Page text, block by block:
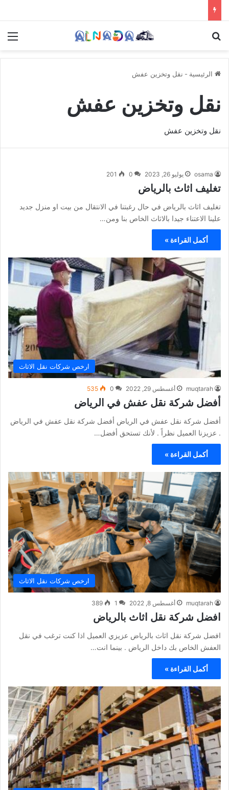
الرئيسية - نقل وتخزين عفش
نقل وتخزين عفش
نقل وتخزين عفش
osama يوليو 26, 2023 0
201
تغليف اثاث بالرياض
تغليف اثاث بالرياض في حال رغبتنا في الانتقال من بيت او منزل جديد
علينا الاعتناء جيدا بالاثاث الخاص بنا ومن…
أكمل القراءة »
ارخص شركات نقل الاثاث
muqtarah أغسطس 29, 2022 0
535
أفضل شركة نقل عفش في الرياض
أفضل شركة نقل عفش في الرياض أفضل شركة نقل عفش في الرياض
. عزيزنا العميل نظراً . لأنك تستحق أفضل…
أكمل القراءة »
ارخص شركات نقل الاثاث
muqtarah أغسطس 8, 2022 1
389
افضل شركة نقل اثاث بالرياض
افضل شركة نقل اثاث بالرياض عزيزي العميل اذا كنت ترغب في نقل
العفش الخاص بك داخل الرياض . بينما انت…
أكمل القراءة »